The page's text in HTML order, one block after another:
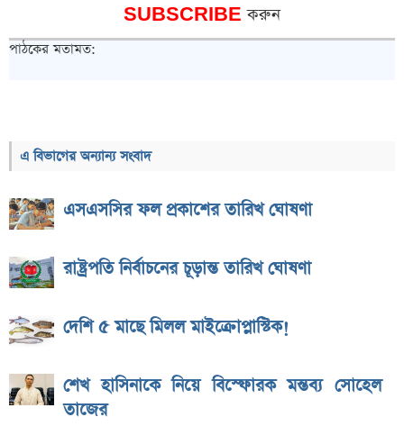
SUBSCRIBEকরুন
পাঠকের মতামত:
এ বিভাগের অন্যান্য সংবাদ
এসএসসির ফল প্রকাশের তারিখ ঘোষণা
রাষ্ট্রপতি নির্বাচনের চূড়ান্ত তারিখ ঘোষণা
দেশি ৫ মাছে মিলল মাইক্রোপ্লাস্টিক!
শেখ হাসিনাকে নিয়ে বিস্ফোরক মন্তব্য সোহেল
তাজের